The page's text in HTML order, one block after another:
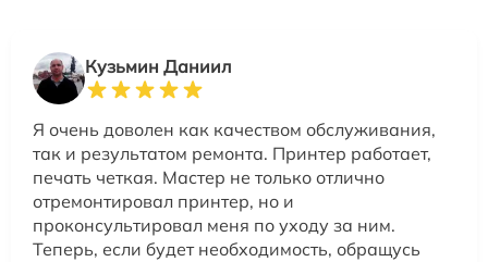
Кузьмин Даниил
Я очень доволен как качеством обслуживания,
так и результатом ремонта. Принтер работает,
печать четкая. Мастер не только отлично
отремонтировал принтер, но и
проконсультировал меня по уходу за ним.
Теперь, если будет необходимость, обращусь